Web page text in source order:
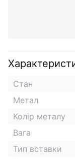
Стан
Метал
Колір металу
Вага
Тип вставки